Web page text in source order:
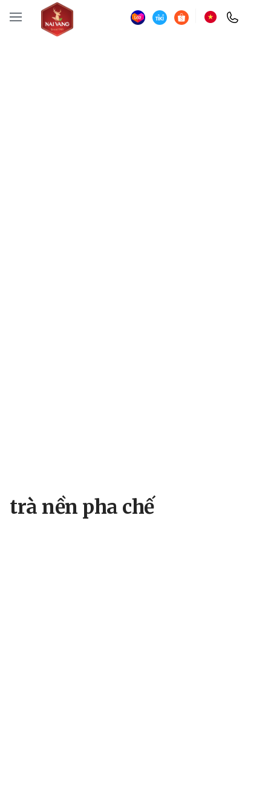
trà nền pha chế